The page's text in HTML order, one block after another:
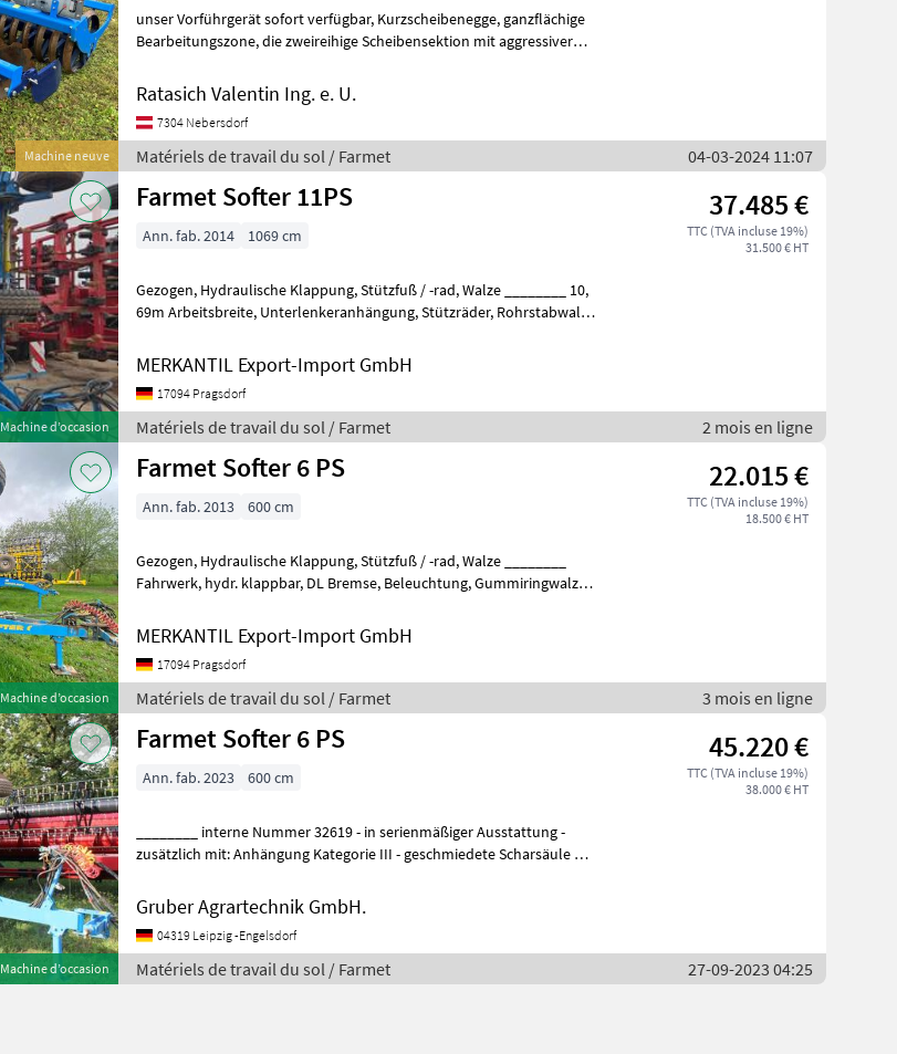
Machine neuve
unser Vorführgerät sofort verfügbar, Kurzscheibenegge, ganzflächige
Bearbeitungszone, die zweireihige Scheibensektion mit aggressiver
Ratasich Valentin Ing. e. U.
7304 Nebersdorf
Matériels de travail du sol / Farmet 04-03-2024 11:07
Machine d’occasion
Farmet Softer 11PS 37.485 €
TTC (TVA incluse 19%)
31.500 € HT
Ann. fab. 2014 1069 cm
Gezogen, Hydraulische Klappung, Stützfuß / -rad, Walze ________ 10,
69m Arbeitsbreite, Unterlenkeranhängung, Stützräder, Rohrstabwalze
MERKANTIL Export-Import GmbH
17094 Pragsdorf
Matériels de travail du sol / Farmet 2 mois en ligne
Machine d’occasion
Farmet Softer 6 PS 22.015 €
TTC (TVA incluse 19%)
18.500 € HT
Ann. fab. 2013 600 cm
Gezogen, Hydraulische Klappung, Stützfuß / -rad, Walze ________
Fahrwerk, hydr. klappbar, DL Bremse, Beleuchtung, Gummiringwalze,
MERKANTIL Export-Import GmbH
17094 Pragsdorf
Matériels de travail du sol / Farmet 3 mois en ligne
Machine d’occasion
Farmet Softer 6 PS 45.220 €
TTC (TVA incluse 19%)
38.000 € HT
Ann. fab. 2023 600 cm
________ interne Nummer 32619 - in serienmäßiger Ausstattung -
zusätzlich mit: Anhängung Kategorie III - geschmiedete Scharsäule mit
Gruber Agrartechnik GmbH.
04319 Leipzig -Engelsdorf
Matériels de travail du sol / Farmet 27-09-2023 04:25